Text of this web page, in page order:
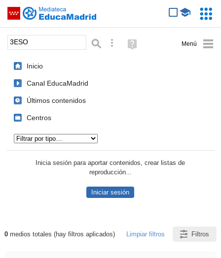
Saltar navegación
Palabra o frase: Búsqueda avanzada
Ayuda
(en
Inicio
Canal EducaMadrid
Últimos contenidos
Centros
Inicia sesión para aportar contenidos, crear listas de
reproducción...
Iniciar sesión
Resultados de: 3ESO
0medios totales (hay filtros aplicados) Limpiar filtros Filtros